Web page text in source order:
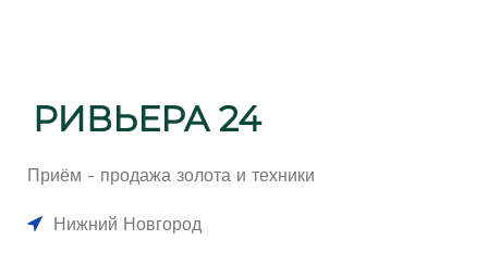
Приём - продажа золота и техники
Нижний Новгород